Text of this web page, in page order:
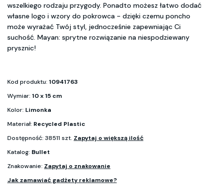
wszelkiego rodzaju przygody. Ponadto możesz łatwo dodać
własne logo i wzory do pokrowca - dzięki czemu poncho
może wyrażać Twój styl, jednocześnie zapewniając Ci
suchość. Mayan: sprytne rozwiązanie na niespodziewany
prysznic!
Kod produktu: 10941763
Wymiar: 10 x 15 cm
Kolor: Limonka
Materiał: Recycled Plastic
Dostępność: 38511 szt. Zapytaj o większą ilość
Katalog: Bullet
Znakowanie: Zapytaj o znakowanie
Jak zamawiać gadżety reklamowe?